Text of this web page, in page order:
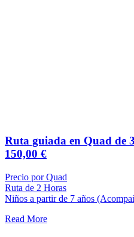
Ruta guiada en Quad de
150,00 €
Precio por Quad
Ruta de 2 Horas
Niños a partir de 7 años
Read More